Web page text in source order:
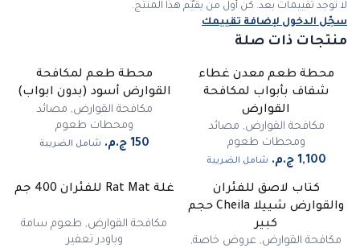
لا توجد تقييمات بعد. كن أول من يقيّم هذا المنتج.
سجّل الدخول لإضافة تقييمك
منتجات ذات صلة
محطة طعم معدن غطاء
شفاف بأبواب لمكافحة
القوارض
مكافحة القوارض, مصائد
ومحطات طعوم
شامل الضريبة
محطة طعم لمكافحة
القوارض أسود (بدون ابواب)
مكافحة القوارض, مصائد
ومحطات طعوم
شامل الضريبة
كتاب لاصق للفئران
والقوارض شييلا Cheila حجم
كبير
مكافحة القوارض, عروض خاصة,
غلة Rat Mat للفئران 400 جم
مكافحة القوارض, طعوم سامة
وباودر تعفير